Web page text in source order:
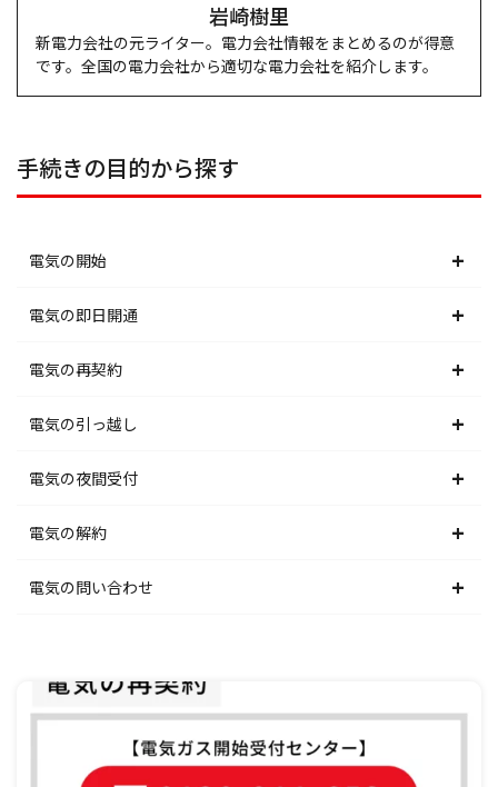
岩崎樹里
新電力会社の元ライター。電力会社情報をまとめるのが得意
です。全国の電力会社から適切な電力会社を紹介します。
手続きの目的から探す
電気の開始
北海道電力エリア
東北電力エリア
東京電力エリア
北陸電力エリア
中部電力エリア
関西電力エリア
四国電力エリア
九州電力エリア
電気の即日開通
北海道電力エリア
東北電力エリア
東京電力エリア
北陸電力エリア
中部電力エリア
中国電力エリア
四国電力エリア
電気の再契約
北海道電力エリア
東北電力エリア
東京電力エリア
北陸電力エリア
関西電力エリア
中国電力エリア
電気の引っ越し
北海道電力エリア
東北電力エリア
東京電力エリア
中部電力エリア
関西電力エリア
電気の夜間受付
北海道電力エリア
東北電力エリア
北陸電力エリア
中部電力エリア
電気の解約
北海道電力エリア
東京電力エリア
北陸電力エリア
電気の問い合わせ
東北電力エリア
東京電力エリア